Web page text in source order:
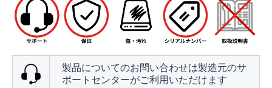
製品についてのお問い合わせは製造元のサ
ポートセンターがご利用いただけます